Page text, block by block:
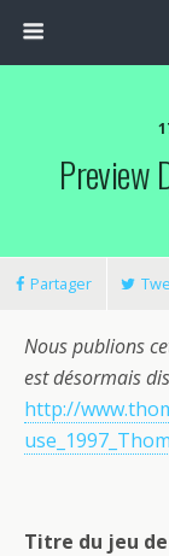
Preview
Partager
Nous publions
est désormais
http://
Titre du jeu